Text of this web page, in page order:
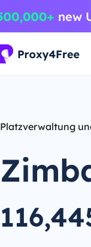
Platzverwaltung